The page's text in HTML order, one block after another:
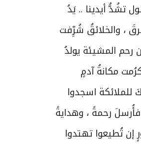
تشُدُّ أيدينا .. يَدُ
، والخلائقُ شُرِّفت
رحم المشيئة يولدُ
مكانةُ آدمٍ
للملائكة اسجدوا
رحمةً ، وهدايةً
إن تُطيعوا تهتدوا